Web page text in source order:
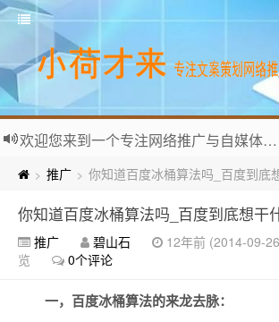
欢迎您来到一个专注网络推广与自媒体运营的个人网站。
> 推广 > 你知道百度冰桶算法吗_百度到底
你知道百度冰桶算法吗_百度到底想干
推广 碧山石 12年前 (2014-09-
览
0个评论
一，百度冰桶算法的来龙去脉：